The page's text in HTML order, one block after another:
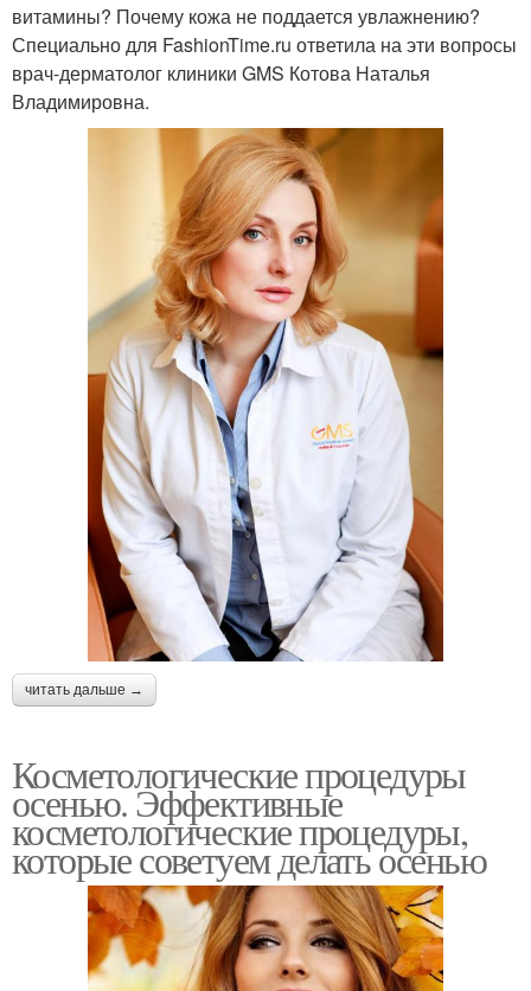
витамины? Почему кожа не поддается увлажнению?
Специально для FashionTime.ru ответила на эти вопросы
врач-дерматолог клиники GMS Котова Наталья
Владимировна.
читать дальше →
Косметологические процедуры
осенью. Эффективные
косметологические процедуры,
которые советуем делать осенью